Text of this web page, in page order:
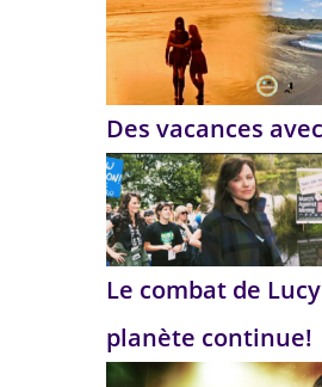
Des vacances
Le combat de
planète continue!